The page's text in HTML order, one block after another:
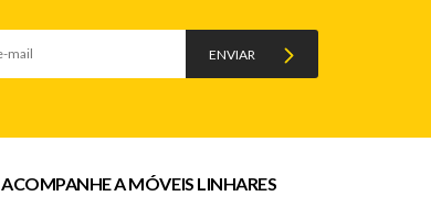
ENVIAR
ACOMPANHE A MÓVEIS LINHARES